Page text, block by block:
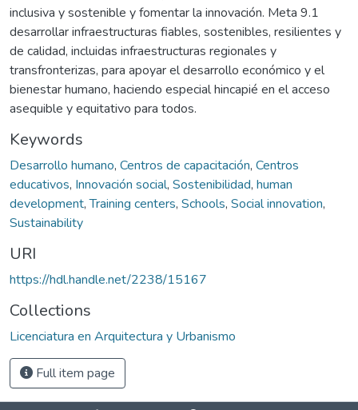
inclusiva y sostenible y fomentar la innovación. Meta 9.1
desarrollar infraestructuras fiables, sostenibles, resilientes y
de calidad, incluidas infraestructuras regionales y
transfronterizas, para apoyar el desarrollo económico y el
bienestar humano, haciendo especial hincapié en el acceso
asequible y equitativo para todos.
Keywords
Desarrollo humano, Centros de capacitación, Centros
educativos, Innovación social, Sostenibilidad, human
development,Training centers, Schools, Social innovation,
Sustainability
URI
https://hdl.handle.net/2238/15167
Collections
Licenciatura en Arquitectura y Urbanismo
Full item page